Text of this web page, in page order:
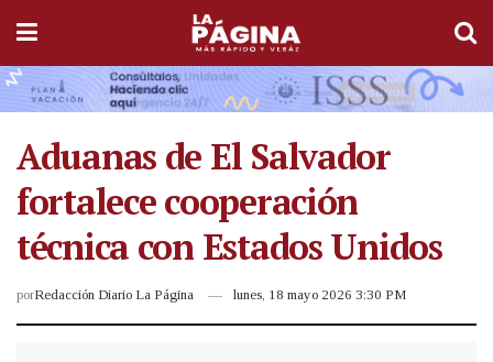
Aduanas de El Salvador
fortalece cooperación
técnica con Estados Unidos
porRedacción Diario La Página lunes, 18 mayo 2026 3:30 PM